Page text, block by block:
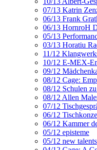
07/13 Katrin
06/13 Frank
06/13 HornroH
05/13
03/13 Horatiu
11/12
10/12 E-MEX-
09/12
08/12 Cage:
08/12 Schulen
08/12 Allen
07/12
06/12
06/12 Kammer
05/12 episteme
05/12 new talents